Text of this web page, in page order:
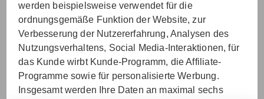
werden beispielsweise verwendet für die
ordnungsgemäße Funktion der Website, zur
Verbesserung der Nutzererfahrung, Analysen des
Nutzungsverhaltens, Social Media-Interaktionen, für
das Kunde wirbt Kunde-Programm, die Affiliate-
Programme sowie für personalisierte Werbung.
Insgesamt werden Ihre Daten an maximal sechs